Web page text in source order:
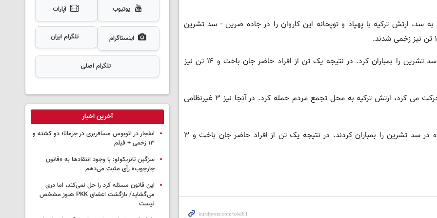
به سد، ارتش ترکیه با پهپاد و توپخانه این کاروان را در جاده صرین - سد تشرین
در تاریخ ۱۵ ژانویه، ارتش ترکیه تجمع مردم در جاده صرین - سد تشرین را بمباران کرد. در نتیجه یک تن از افراد حاضر جان باخت و ۱۴ تن نیز
در همان روز که کاروان مردمی از کانتون فرات به سمت سد حرکت می کرد، ارتش ترکیه به محل تجمع مردم حمله کرد. در آنجا نیز ۳ غیرنظامی
در تاریخ ۱۶ ژانویه، هواپیماهای جنگی ترکیه افراد تحصن کننده در سد تشرین را بمباران کردند. در نتیجه یک تن از افراد حاضر جان باخت و ۳
یوتیوب آپارات
اینستاگرام تلگرام ایران
تلگرام اصلی
آخرین اخبار
انفجار در اتوبوس مسافربری در جرمانا؛ دو کشته و
۱۳ زخمی + فیلم
سزگین تانریکولو: با وجود انتقادها به «قانون
چارچوب» رأی مثبت می‌دهم
این قانون مسئله کرد را حل نمی‌کند، اما دری
می‌گشاید/ بازگشت اعضای PKK هنوز مشخص
نیست